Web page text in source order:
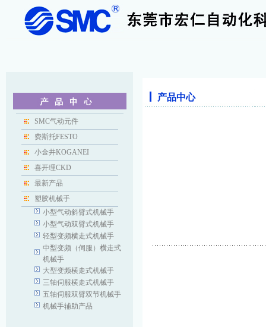
SMC气动元件
费斯托FESTO
小金井KOGANEI
喜开理CKD
最新产品
塑胶机械手
小型气动斜臂式机械手
小型气动双臂式机械手
轻型变频横走式机械手
中型变频（伺服）横走式
机械手
大型变频横走式机械手
三轴伺服横走式机械手
五轴伺服双臂双节机械手
机械手辅助产品
产品中心